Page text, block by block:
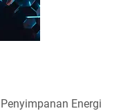
Energi